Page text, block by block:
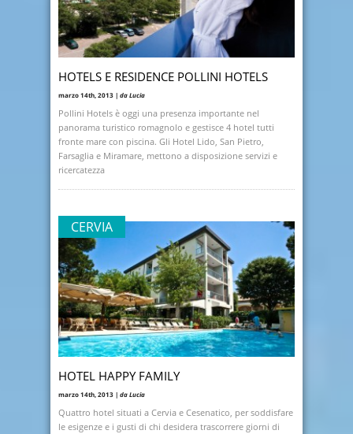
HOTELS E RESIDENCE POLLINI HOTELS
marzo 14th, 2013 | da Lucia
Pollini Hotels è oggi una presenza importante nel
panorama turistico romagnolo e gestisce 4 hotel tutti
fronte mare con piscina. Gli Hotel Lido, San Pietro,
Farsaglia e Miramare, mettono a disposizione servizi e
ricercatezza
CERVIA
HOTEL HAPPY FAMILY
marzo 14th, 2013 | da Lucia
Quattro hotel situati a Cervia e Cesenatico, per soddisfare
le esigenze e i gusti di chi desidera trascorrere giorni di